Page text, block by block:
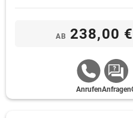
AB 238,00 €
AnrufenAnfragen